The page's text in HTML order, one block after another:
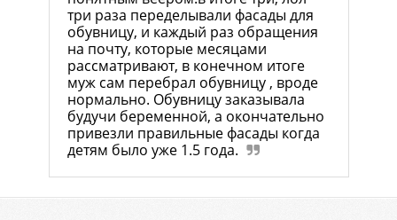
три раза переделывали фасады для
обувницу, и каждый раз обращения
на почту, которые месяцами
рассматривают, в конечном итоге
муж сам перебрал обувницу , вроде
нормально. Обувницу заказывала
будучи беременной, а окончательно
привезли правильные фасады когда
детям было уже 1.5 года.